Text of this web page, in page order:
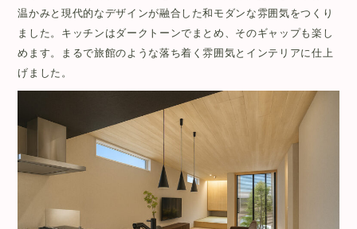
温かみと現代的なデザインが融合した和モダンな雰囲気をつくり
ました。キッチンはダークトーンでまとめ、そのギャップも楽し
めます。まるで旅館のような落ち着く雰囲気とインテリアに仕上
げました。